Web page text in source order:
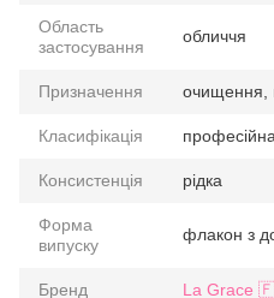
Область
застосування
обличчя
Призначення очищення,
Класифікація професійна
Консистенція рідка
Форма
випуску
флакон з
Бренд La Grace